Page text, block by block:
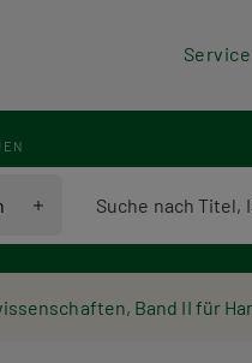
Service
Band II für